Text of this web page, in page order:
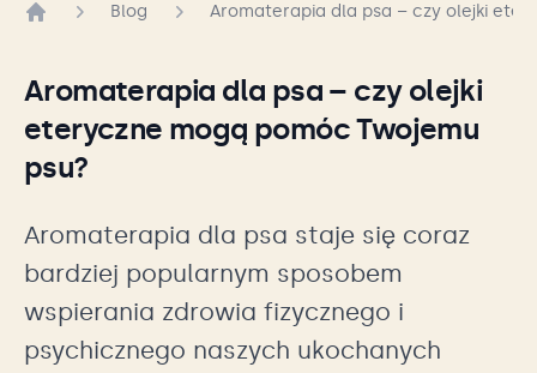
Blog Aromaterapia dla psa – czy olejki
Aromaterapia dla psa – czy olejki
eteryczne mogą pomóc Twojemu
psu?
Aromaterapia dla psa staje się coraz
bardziej popularnym sposobem
wspierania zdrowia fizycznego i
psychicznego naszych ukochanych